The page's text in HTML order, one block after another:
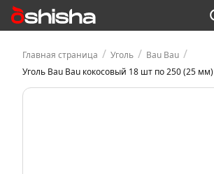
Главная страница / Уголь / Bau Bau /
Уголь Bau Bau кокосовый 18 шт по 250 (25 мм)